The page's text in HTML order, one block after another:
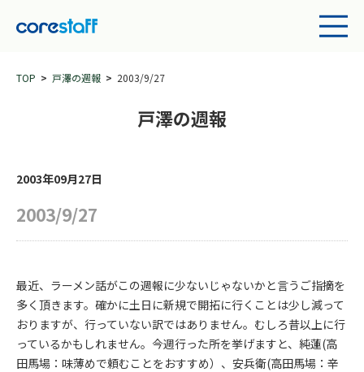
TOP 戸澤の週報 2003/9/27
戸澤の週報
2003年09月27日
2003/9/27
最近、ラーメン話がこの週報に少ないじゃないかと言うご指摘を
多く頂きます。確かに土日に新規で開拓に行くことは少し減って
おりますが、行っていない訳ではありません。むしろ昔以上に行
っているかもしれません。今週行った所を挙げますと、純蓮(高
田馬場：味薄めで頼むことをおすすめ）、安兵衛(高田馬場：辛